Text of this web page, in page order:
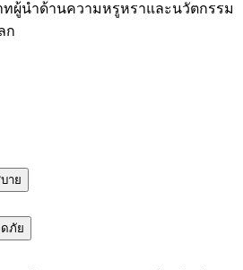
ทผู้นำด้านความหรูหราและนวัตกรรม
ก
าย
ดภัย